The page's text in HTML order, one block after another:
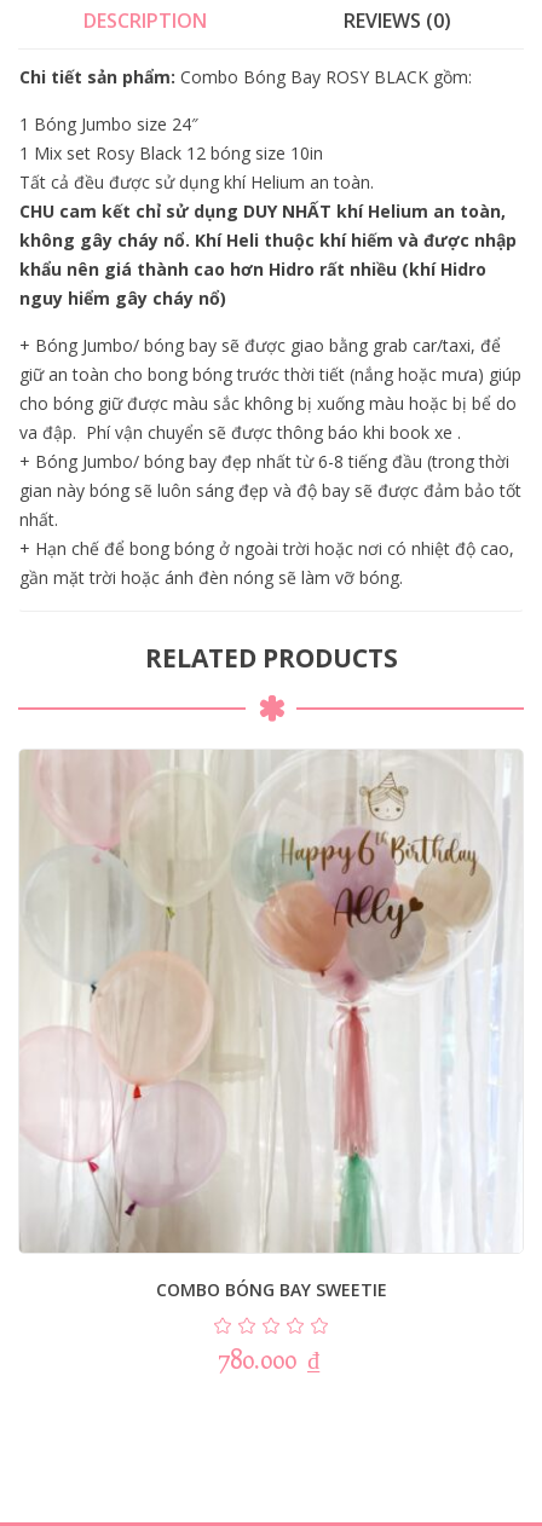
DESCRIPTION REVIEWS (0)
Chi tiết sản phẩm: Combo Bóng Bay ROSY BLACK gồm:
1 Bóng Jumbo size 24″
1 Mix set Rosy Black 12 bóng size 10in
Tất cả đều được sử dụng khí Helium an toàn.
CHU cam kết chỉ sử dụng DUY NHẤT khí Helium an toàn,
không gây cháy nổ. Khí Heli thuộc khí hiếm và được nhập
khẩu nên giá thành cao hơn Hidro rất nhiều (khí Hidro
nguy hiểm gây cháy nổ)
+ Bóng Jumbo/ bóng bay sẽ được giao bằng grab car/taxi, để
giữ an toàn cho bong bóng trước thời tiết (nắng hoặc mưa) giúp
cho bóng giữ được màu sắc không bị xuống màu hoặc bị bể do
va đập. Phí vận chuyển sẽ được thông báo khi book xe .
+ Bóng Jumbo/ bóng bay đẹp nhất từ 6-8 tiếng đầu (trong thời
gian này bóng sẽ luôn sáng đẹp và độ bay sẽ được đảm bảo tốt
nhất.
+ Hạn chế để bong bóng ở ngoài trời hoặc nơi có nhiệt độ cao,
gần mặt trời hoặc ánh đèn nóng sẽ làm vỡ bóng.
RELATED PRODUCTS
COMBO BÓNG BAY SWEETIE
780.000 ₫